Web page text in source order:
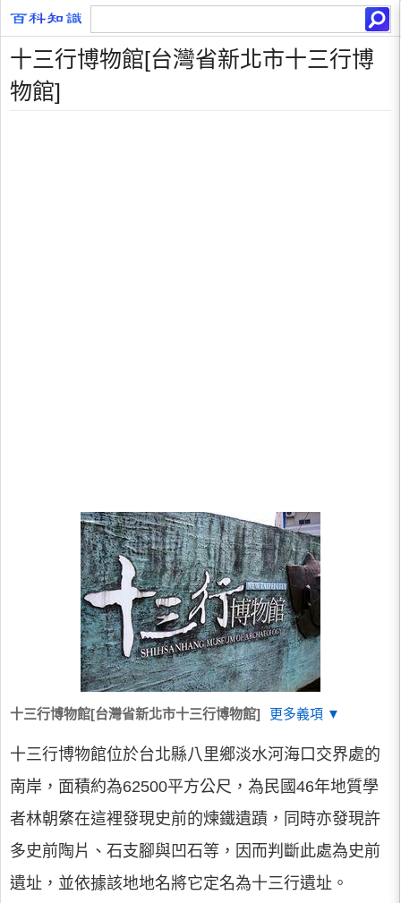
十三行博物館[台灣省新北市十三行博
物館]
十三行博物館[台灣省新北市十三行博物館] 更多義項 ▼
十三行博物館位於台北縣八里鄉淡水河海口交界處的
南岸，面積約為62500平方公尺，為民國46年地質學
者林朝綮在這裡發現史前的煉鐵遺蹟，同時亦發現許
多史前陶片、石支腳與凹石等，因而判斷此處為史前
遺址，並依據該地地名將它定名為十三行遺址。